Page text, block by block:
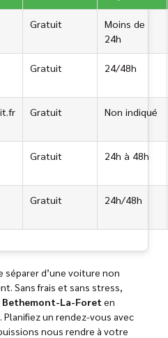
Gratuit
Moins de
24h
Gratuit 24/48h
Gratuit Non indiqué
Gratuit 24h à 48h
Gratuit 24h/48h
séparer d’une voiture non
Sans frais et sans stress,
La-Foret en
Planifiez un rendez-vous avec
nous rendre à votre